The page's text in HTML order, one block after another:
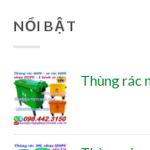
NỔI BẬT
Thùng rác